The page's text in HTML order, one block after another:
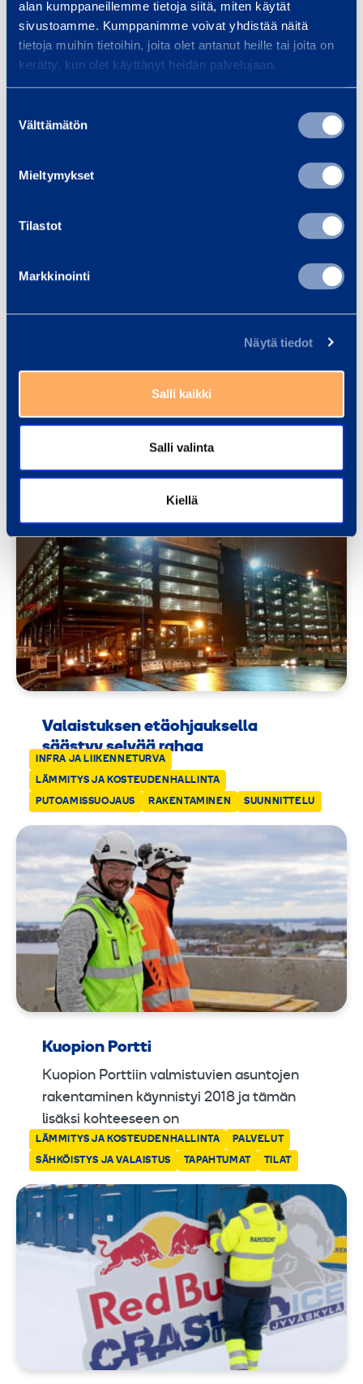
alan kumppaneillemme tietoja siitä, miten käytät
sivustoamme. Kumppanimme voivat yhdistää näitä
tietoja muihin tietoihin, joita olet antanut heille tai joita on
kerätty, kun olet käyttänyt heidän palvelujaan.
valinta
Välttämätön
Mieltymykset
Tilastot
Markkinointi
Näytä tiedot
Salli kaikki
Salli valinta
Kiellä
Tervalan alikulkusilta Jyväskylässä
Sijainti toi omat haasteensa Tervalan
alikulkusillan liikennejärjestelyihin.
225-metrisen Mansikkakosken
ratasillan sääsuojaus
Vuoksi virtaa voimakkaasti
Mansikkakosken sillan alapuolella. Sillan
päällä sen sijaan komeili 225
INFRA JA LIIKENNETURVA PALVELUT
Valaistuksen etäohjauksella
säästyy selvää rahaa
28.01.2020
BLOGI
Kuopion Portti
Kuopion Porttiin valmistuvien asuntojen
rakentaminen käynnistyi 2018 ja tämän
lisäksi kohteeseen on
INFRA JA LIIKENNETURVA
LÄMMITYS JA KOSTEUDENHALLINTA
PUTOAMISSUOJAUS RAKENTAMINEN SUUNNITTELU
LÄMMITYS JA KOSTEUDENHALLINTA PALVELUT
SÄHKÖISTYS JA VALAISTUS TAPAHTUMAT TILAT